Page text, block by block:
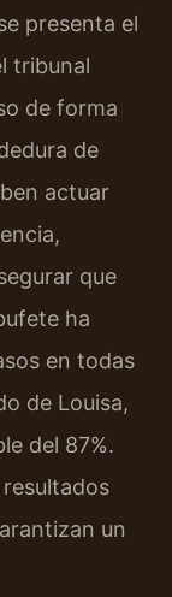
presenta el
tribunal
de forma
de
actuar
que
ha
en todas
de Louisa,
del 87%.
un